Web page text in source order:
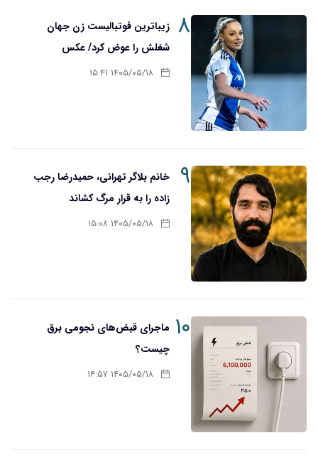
۸ زیباترین فوتبالیست زن جهان
شغلش را عوض کرد/ عکس
۱۴۰۵/۰۵/۱۸ ۱۵:۴۱
۹
خانم بلاگر تهرانی، حمیدرضا رجب
زاده را به قرار مرگ کشاند
۱۴۰۵/۰۵/۱۸ ۱۵:۰۸
۱۰ ماجرای قبض‌های نجومی برق
چیست؟
۱۴۰۵/۰۵/۱۸ ۱۴:۵۷